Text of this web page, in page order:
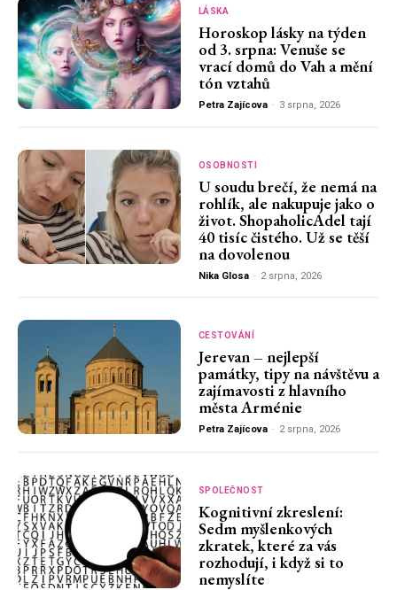
LÁSKA
Horoskop lásky na týden
od 3. srpna: Venuše se
vrací domů do Vah a mění
tón vztahů
Petra Zajícova - 3 srpna, 2026
OSOBNOSTI
U soudu brečí, že nemá na
rohlík, ale nakupuje jako o
život. ShopaholicAdel tají
40 tisíc čistého. Už se těší
na dovolenou
Nika Glosa - 2 srpna, 2026
CESTOVÁNÍ
Jerevan – nejlepší
památky, tipy na návštěvu a
zajímavosti z hlavního
města Arménie
Petra Zajícova - 2 srpna, 2026
SPOLEČNOST
Kognitivní zkreslení:
Sedm myšlenkových
zkratek, které za vás
rozhodují, i když si to
nemyslíte